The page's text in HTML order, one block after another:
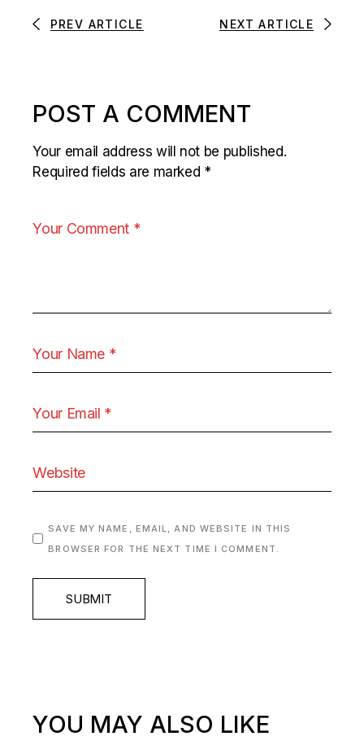
PREV ARTICLE NEXT ARTICLE
POST A COMMENT
Your email address will not be published.
Required fields are marked *
SAVE MY NAME, EMAIL, AND WEBSITE IN THIS
BROWSER FOR THE NEXT TIME I COMMENT.
SUBMIT
YOU MAY ALSO LIKE